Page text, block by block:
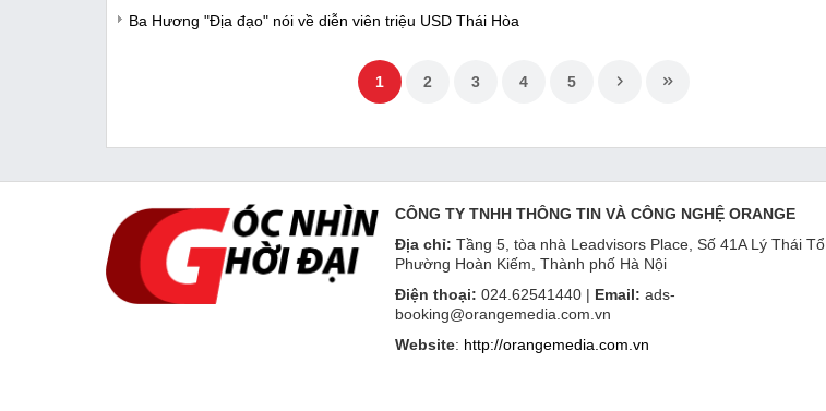
Ba Hương "Địa đạo" nói về diễn viên triệu USD Thái Hòa
1 2 3 4 5
CÔNG TY TNHH THÔNG TIN VÀ CÔNG NGHỆ ORANGE
Địa chỉ: Tầng 5, tòa nhà Leadvisors Place, Số 41A Lý Thái Tổ,
Phường Hoàn Kiếm, Thành phố Hà Nội
Điện thoại: 024.62541440 | Email: ads-
booking@orangemedia.com.vn
Website: http://orangemedia.com.vn